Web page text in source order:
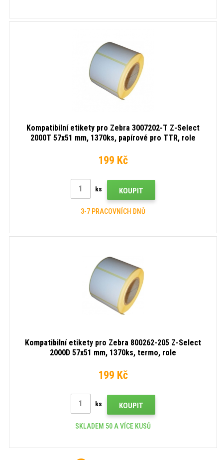
Kompatibilní etikety pro Zebra 3007202-T Z-Select
2000T 57x51 mm, 1370ks, papírové pro TTR, role
199 Kč
ks KOUPIT
3-7 PRACOVNÍCH DNŮ
Kompatibilní etikety pro Zebra 800262-205 Z-Select
2000D 57x51 mm, 1370ks, termo, role
199 Kč
ks KOUPIT
SKLADEM 50 A VÍCE KUSŮ